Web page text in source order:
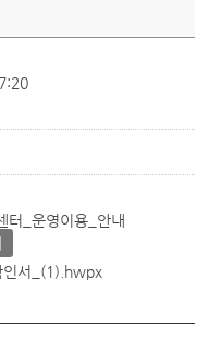
터_운영이용_안내
인서_(1).hwpx